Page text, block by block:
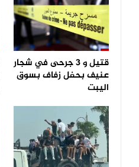
قتيل و 3 جرحى في شجار
عنيف بحفل زفاف بسوق
اليبت